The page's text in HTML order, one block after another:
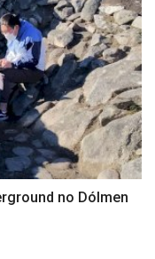
no Dólmen